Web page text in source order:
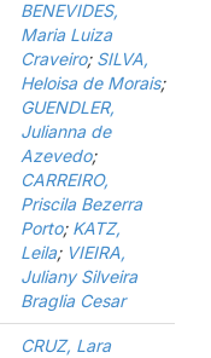
BENEVIDES,
Maria Luiza
Craveiro; SILVA,
Heloisa de Morais;
GUENDLER,
Julianna de
Azevedo;
CARREIRO,
Priscila Bezerra
Porto; KATZ,
Leila; VIEIRA,
Juliany Silveira
Braglia Cesar
CRUZ, Lara